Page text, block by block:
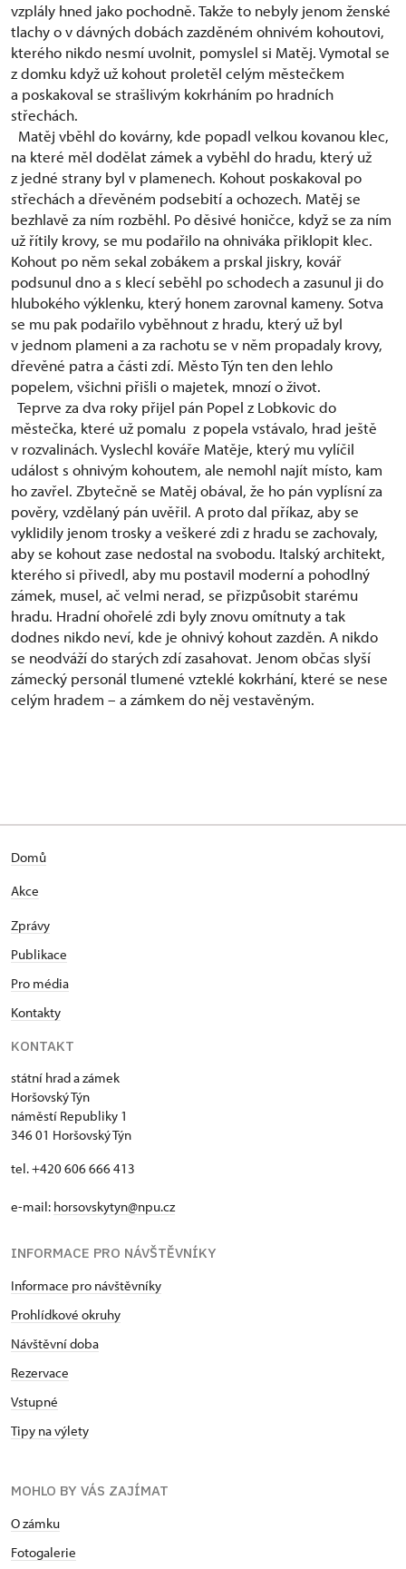
vzplály hned jako pochodně. Takže to nebyly jenom ženské
tlachy o v dávných dobách zazděném ohnivém kohoutovi,
kterého nikdo nesmí uvolnit, pomyslel si Matěj. Vymotal se
z domku když už kohout proletěl celým městečkem
a poskakoval se strašlivým kokrháním po hradních
střechách.
Matěj vběhl do kovárny, kde popadl velkou kovanou klec,
na které měl dodělat zámek a vyběhl do hradu, který už
z jedné strany byl v plamenech. Kohout poskakoval po
střechách a dřevěném podsebití a ochozech. Matěj se
bezhlavě za ním rozběhl. Po děsivé honičce, když se za ním
už řítily krovy, se mu podařilo na ohniváka přiklopit klec.
Kohout po něm sekal zobákem a prskal jiskry, kovář
podsunul dno a s klecí seběhl po schodech a zasunul ji do
hlubokého výklenku, který honem zarovnal kameny. Sotva
se mu pak podařilo vyběhnout z hradu, který už byl
v jednom plameni a za rachotu se v něm propadaly krovy,
dřevěné patra a části zdí. Město Týn ten den lehlo
popelem, všichni přišli o majetek, mnozí o život.
Teprve za dva roky přijel pán Popel z Lobkovic do
městečka, které už pomalu z popela vstávalo, hrad ještě
v rozvalinách. Vyslechl kováře Matěje, který mu vylíčil
událost s ohnivým kohoutem, ale nemohl najít místo, kam
ho zavřel. Zbytečně se Matěj obával, že ho pán vyplísní za
pověry, vzdělaný pán uvěřil. A proto dal příkaz, aby se
vyklidily jenom trosky a veškeré zdi z hradu se zachovaly,
aby se kohout zase nedostal na svobodu. Italský architekt,
kterého si přivedl, aby mu postavil moderní a pohodlný
zámek, musel, ač velmi nerad, se přizpůsobit starému
hradu. Hradní ohořelé zdi byly znovu omítnuty a tak
dodnes nikdo neví, kde je ohnivý kohout zazděn. A nikdo
se neodváží do starých zdí zasahovat. Jenom občas slyší
zámecký personál tlumené vzteklé kokrhání, které se nese
celým hradem – a zámkem do něj vestavěným.
Domů
Akce
Zprávy
Publikace
Pro média
Kontakty
KONTAKT
státní hrad a zámek
Horšovský Týn
náměstí Republiky 1
346 01 Horšovský Týn
tel. +420 606 666 413
e-mail: horsovskytyn@npu.cz
INFORMACE PRO NÁVŠTĚVNÍKY
Informace pro návštěvníky
Prohlídkové okruhy
Návštěvní doba
Rezervace
Vstupné
Tipy na výlety
MOHLO BY VÁS ZAJÍMAT
O zámku
Fotogalerie